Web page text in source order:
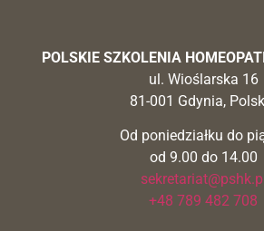
POLSKIE SZKOLENIA
ul. Wioślarska 16
81-001 Gdynia,
Od poniedziałku do
od 9.00 do 14.00
sekretariat@pshk.pl
+48 789 482 708